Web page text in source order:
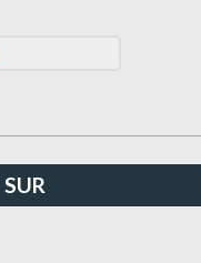
qui ont lieu tout le long
plus de 1000 meubles et